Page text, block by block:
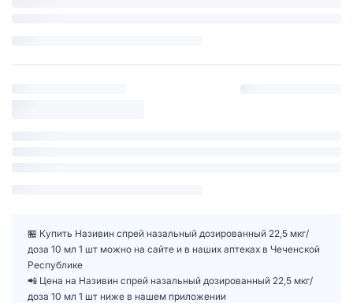
🏪 Купить Називин спрей назальный дозированный 22,5 мкг/
доза 10 мл 1 шт можно на сайте и в наших аптеках в Чеченской
Республике
📲 Цена на Називин спрей назальный дозированный 22,5 мкг/
доза 10 мл 1 шт ниже в нашем приложении